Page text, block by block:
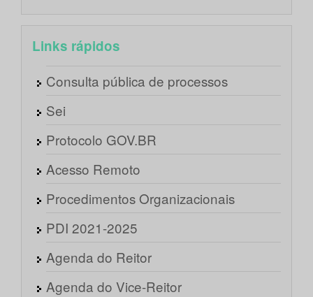
Links rápidos
Consulta pública de processos
Sei
Protocolo GOV.BR
Acesso Remoto
Procedimentos Organizacionais
PDI 2021-2025
Agenda do Reitor
Agenda do Vice-Reitor